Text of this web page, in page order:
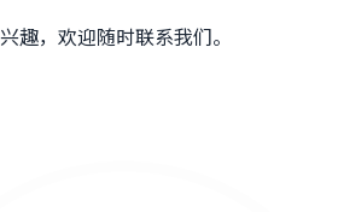
趣，欢迎随时联系我们。